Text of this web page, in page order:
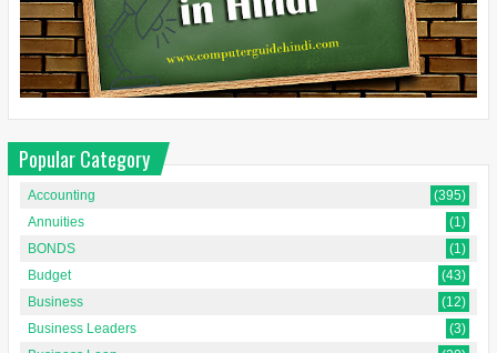
Popular Category
Accounting
(395)
Annuities
(1)
BONDS
(1)
Budget
(43)
Business
(12)
Business Leaders
(3)